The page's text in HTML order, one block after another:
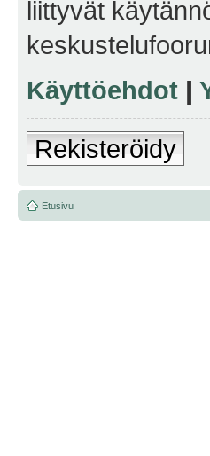
liittyvät
Käyttöehdot |
Rekisteröidy
Etusivu